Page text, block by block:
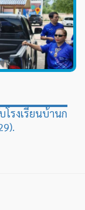
รงเรียนบ้านก